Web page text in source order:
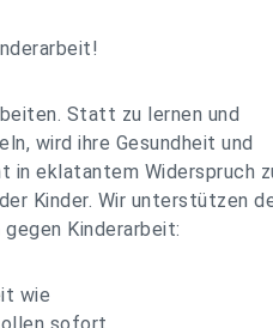
Statt zu lernen und
wird ihre Gesundheit und
eklatantem Widerspruch
Kinder. Wir unterstützen
Kinderarbeit:
wie